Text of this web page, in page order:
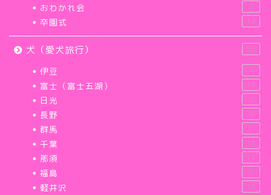
おわかれ会 2
卒園式 18
犬（愛犬旅行） 88
伊豆 4
富士（富士五湖） 14
日光 9
長野 8
群馬 1
千葉 12
那須 12
福島 8
軽井沢 15